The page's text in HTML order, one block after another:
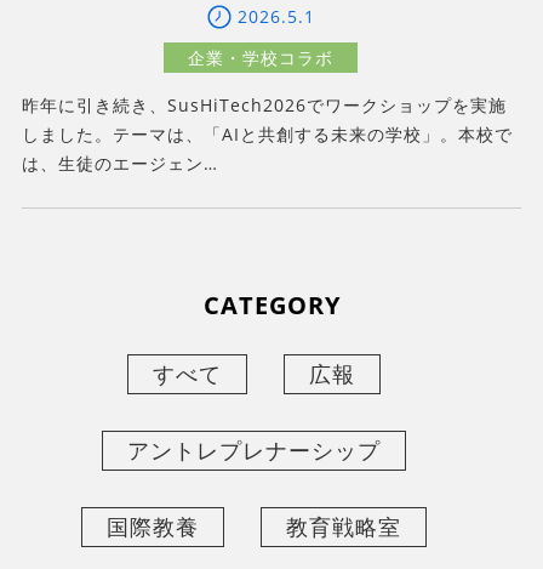
2026.5.1
昨年に引き続き、SusHiTech2026でワークショップを実施
しました。テーマは、「AIと共創する未来の学校」。本校で
は、生徒のエージェン…
CATEGORY
すべて 広報
アントレプレナーシップ
国際教養 教育戦略室